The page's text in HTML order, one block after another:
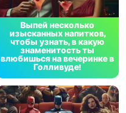
Выпей несколько
изысканных напитков,
чтобы узнать, в какую
знаменитость ты
влюбишься на вечеринке в
Голливуде!